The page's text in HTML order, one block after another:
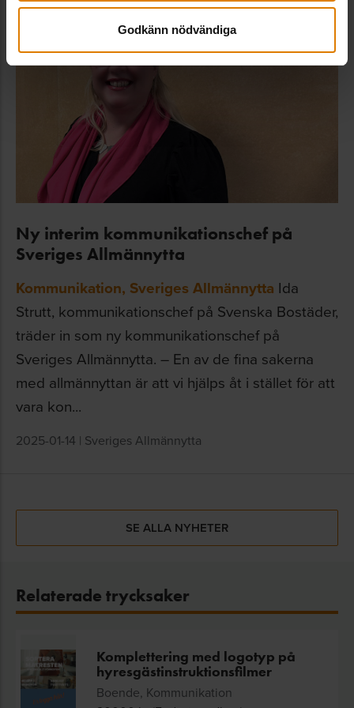
Godkänn nödvändiga
Ny interim kommunikationschef på
Sveriges Allmännytta
Kommunikation, Sveriges Allmännytta Ida
Strutt, kommunikationschef på Svenska Bostäder,
träder in som ny kommunikationschef på
Sveriges Allmännytta. – En av de fina sakerna
med allmännyttan är att vi hjälps åt i stället för att
vara kon...
2025-01-14 | Sveriges Allmännytta
SE ALLA NYHETER
Relaterade trycksaker
Komplettering med logotyp på
hyresgästinstruktionsfilmer
Boende, Kommunikation